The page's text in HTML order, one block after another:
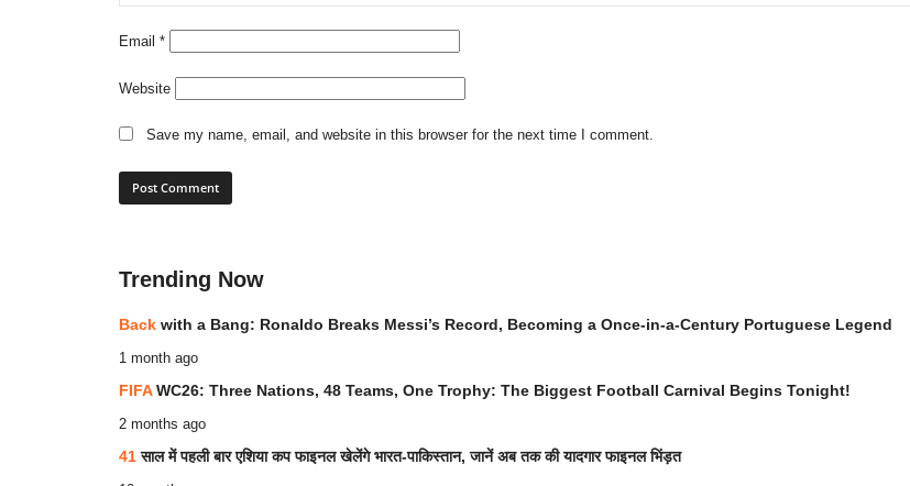
Email *
Website
Save my name, email, and website in this browser for the next time I comment.
Trending Now
Back with a Bang: Ronaldo Breaks Messi’s Record, Becoming a Once-in-a-Century Portuguese Legend
1 month ago
FIFAWC26: Three Nations, 48 Teams, One Trophy: The Biggest Football Carnival Begins Tonight!
2 months ago
41साल में पहली बार एशिया कप फाइनल खेलेंगे भारत-पाकिस्तान, जानें अब तक की यादगार फाइनल भिंड़त